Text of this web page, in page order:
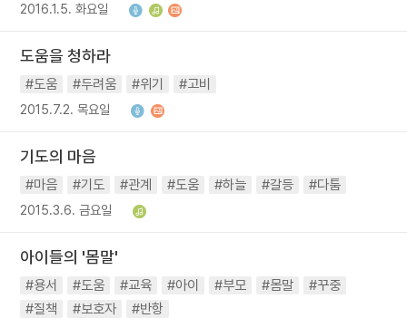
2016.1.5. 화요일
도움을 청하라
#도움 #두려움 #위기 #고비
2015.7.2. 목요일
기도의 마음
#마음 #기도 #관계 #도움 #하늘 #갈등 #다툼
2015.3.6. 금요일
아이들의 '몸말'
#용서 #도움 #교육 #아이 #부모 #몸말
#꾸중
#질책
#보호자 #반항